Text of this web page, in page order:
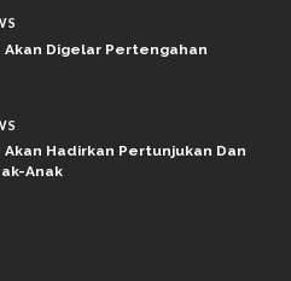
Akan Digelar Pertengahan
Akan Hadirkan Pertunjukan Dan
Anak